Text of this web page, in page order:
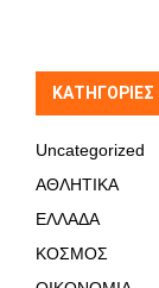
KΑΤΗΓΟΡΊΕΣ
Uncategorized
ΑΘΛΗΤΙΚΑ
ΕΛΛΑΔΑ
ΚΟΣΜΟΣ